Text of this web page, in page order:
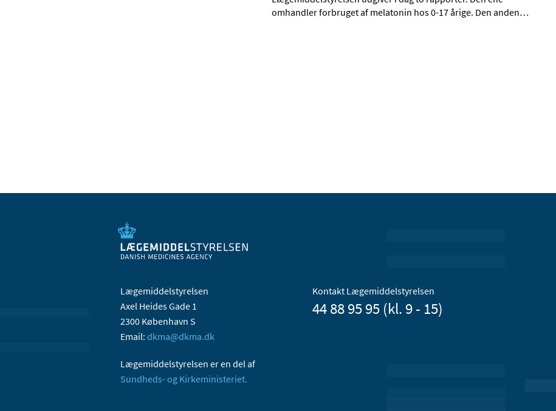
omhandler forbruget af melatonin hos 0-17 årige. Den anden…
Lægemiddelstyrelsen
Axel Heides Gade 1
2300 København S
Email: dkma@dkma.dk
Lægemiddelstyrelsen er en del af
Sundheds- og Kirkeministeriet.
Kontakt Lægemiddelstyrelsen
44 88 95 95 (kl. 9 - 15)